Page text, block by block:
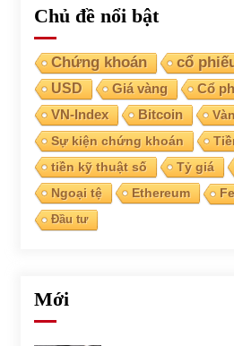
Chủ đề nổi bật
Chứng khoán cổ
USD
Giá vàng Cổ
VN-Index Bitcoin
Sự kiện chứng khoán
tiền kỹ thuật số
Tỷ giá
Ngoại tệ
Ethereum
Đầu tư
Mới